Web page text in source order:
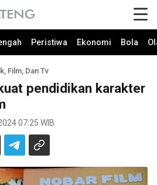
Peristiwa Ekonomi Bola
Film, Dan Tv
pendidikan karakter
07:25 WIB